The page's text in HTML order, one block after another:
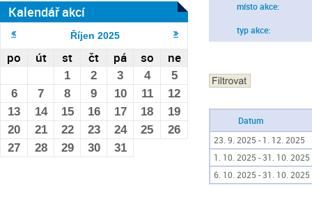
místo akce:
typ akce:
Datum
23. 9. 2025 - 1. 12. 2025
1. 10. 2025 - 31. 10. 2025
6. 10. 2025 - 31. 10. 2025
Kalendář akcí
Říjen 2025
po út st čt pá so ne
1 2 3 4
5
6
7 8 9 10 11
12
13
14 15 16 17 18
19
20
21 22 23 24 25
26
27
28 29 30 31